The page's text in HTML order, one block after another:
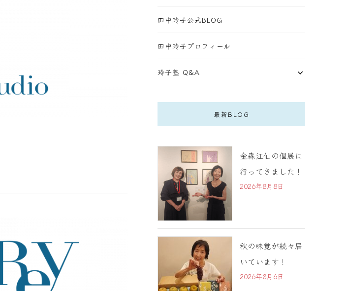
田中玲子公式BLOG
田中玲子プロフィール
玲子塾 Q&A
最新BLOG
金森江仙の個展に
行ってきました！
2026年8月8日
秋の味覚が続々届
いています！
2026年8月6日